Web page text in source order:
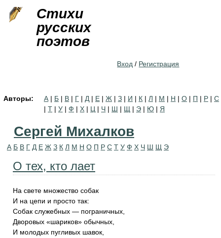
Стихи
русских
поэтов
Вход / Регистрация
Авторы: А | Б | В | Г | Д | Е | Ж | З | И | К | Л | М | Н | О | П | Р | С
| Т | У | Ф | Х | Ц | Ч | Ш | Щ | Э | Ю | Я
Сергей Михалков
А Б В Г Д Е Ж З К Л М Н О П Р С Т У Ф Х Ч Ш Щ Э
О тех, кто лает
На свете множество собак
И на цепи и просто так:
Собак служебных — пограничных,
Дворовых «шариков» обычных,
И молодых пугливых шавок,